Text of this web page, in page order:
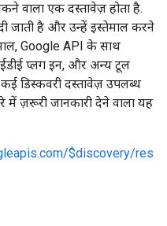
वाला एक दस्तावेज़ होता है.
जाती है और उन्हें इस्तेमाल करने
Google API के साथ
प्लग इन, और अन्य टूल
डिस्कवरी दस्तावेज़ उपलब्ध
ज़रूरी जानकारी देने वाला यह
$discovery/res